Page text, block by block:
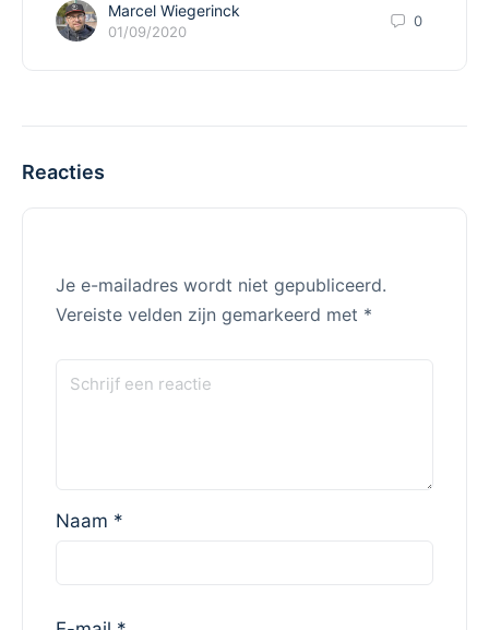
Marcel Wiegerinck
01/09/2020
0
Reacties
Je e-mailadres wordt niet gepubliceerd.
Vereiste velden zijn gemarkeerd met *
Naam *